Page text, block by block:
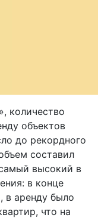
количество
объектов
до рекордного
составил
высокий в
в конце
в аренду было
что на